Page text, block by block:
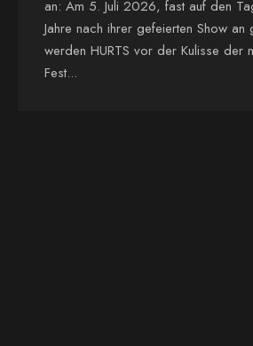
an: Am 5. Juli 2026, fast auf den
Jahre nach ihrer gefeierten Show an
werden HURTS vor der Kulisse der
Fest...